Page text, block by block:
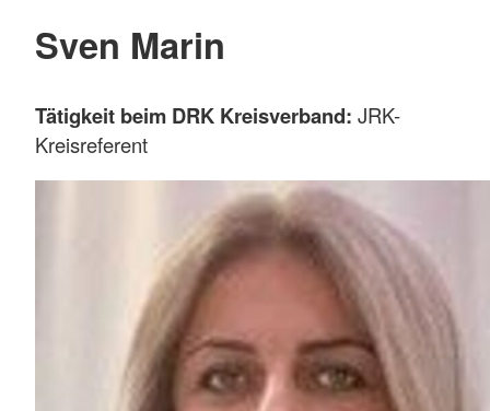
Sven Marin
Tätigkeit beim DRK Kreisverband: JRK-
Kreisreferent